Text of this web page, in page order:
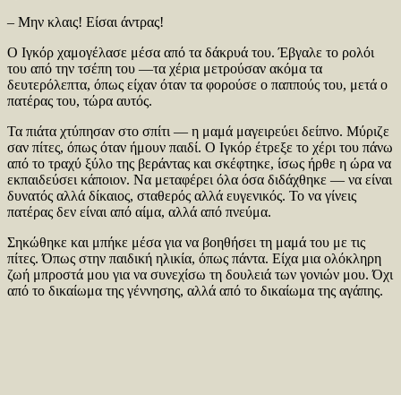
– Μην κλαις! Είσαι άντρας!
Ο Ιγκόρ χαμογέλασε μέσα από τα δάκρυά του. Έβγαλε το ρολόι
του από την τσέπη του —τα χέρια μετρούσαν ακόμα τα
δευτερόλεπτα, όπως είχαν όταν τα φορούσε ο παππούς του, μετά ο
πατέρας του, τώρα αυτός.
Τα πιάτα χτύπησαν στο σπίτι — η μαμά μαγειρεύει δείπνο. Μύριζε
σαν πίτες, όπως όταν ήμουν παιδί. Ο Ιγκόρ έτρεξε το χέρι του πάνω
από το τραχύ ξύλο της βεράντας και σκέφτηκε, ίσως ήρθε η ώρα να
εκπαιδεύσει κάποιον. Να μεταφέρει όλα όσα διδάχθηκε — να είναι
δυνατός αλλά δίκαιος, σταθερός αλλά ευγενικός. Το να γίνεις
πατέρας δεν είναι από αίμα, αλλά από πνεύμα.
Σηκώθηκε και μπήκε μέσα για να βοηθήσει τη μαμά του με τις
πίτες. Όπως στην παιδική ηλικία, όπως πάντα. Είχα μια ολόκληρη
ζωή μπροστά μου για να συνεχίσω τη δουλειά των γονιών μου. Όχι
από το δικαίωμα της γέννησης, αλλά από το δικαίωμα της αγάπης.